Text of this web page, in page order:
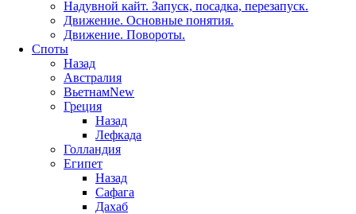
Надувной кайт. Запуск, посадка, перезапуск.
Движение. Основные понятия.
Движение. Повороты.
Споты
Назад
Австралия
ВьетнамNew
Греция
Назад
Лефкада
Голландия
Египет
Назад
Сафага
Дахаб